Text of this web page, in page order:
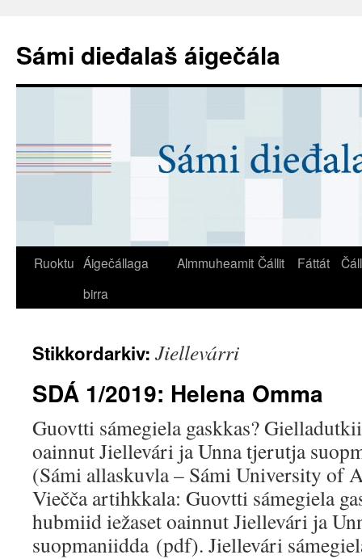
Sámi dieđalaš áigečála
Ruoktu Áigečállaga
birra
Almmuheamit Čállit Fáttát
Stikkordarkiv: Jiellevárri
SDÁ 1/2019: Helena Omma
Guovtti sámegiela gaskkas?
oainnut Jiellevári ja Unna tjerutja
(Sámi allaskuvla – Sámi University of
Viečča artihkkala: Guovtti sámegiela
hubmiid iežaset oainnut Jiellevári ja
suopmaniidda (pdf). Jiellevári